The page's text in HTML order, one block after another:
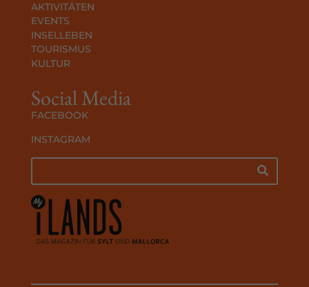
AKTIVITÄTEN
EVENTS
INSELLEBEN
TOURISMUS
KULTUR
Social Media
FACEBOOK
INSTAGRAM